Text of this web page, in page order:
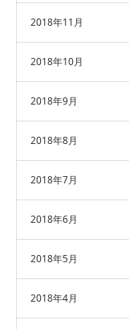
2018年11月
2018年10月
2018年9月
2018年8月
2018年7月
2018年6月
2018年5月
2018年4月